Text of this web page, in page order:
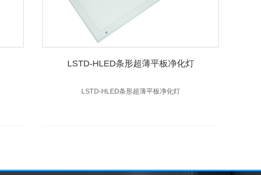
LSTD-HLED条形超薄平板净化灯
LSTD-HLED条形超薄平板净化灯